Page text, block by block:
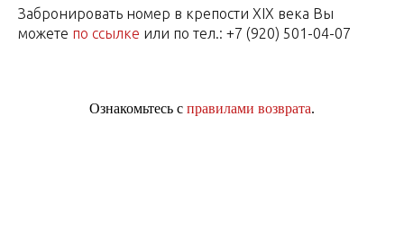
Забронировать номер в крепости XIX века Вы
можете по ссылке или по тел.: +7 (920) 501-04-07
Ознакомьтесь с правилами возврата.